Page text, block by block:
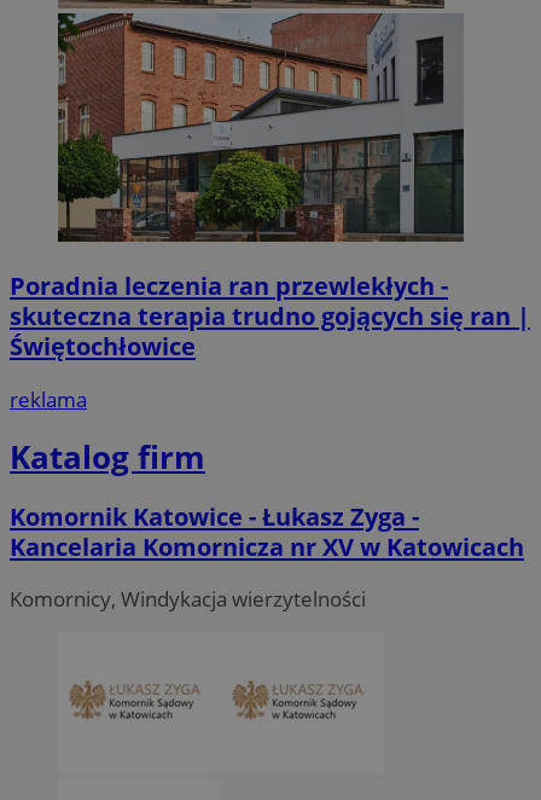
Poradnia leczenia ran przewlekłych -
skuteczna terapia trudno gojących się ran |
Świętochłowice
reklama
Katalog firm
Komornik Katowice - Łukasz Zyga -
Kancelaria Komornicza nr XV w Katowicach
Komornicy, Windykacja wierzytelności